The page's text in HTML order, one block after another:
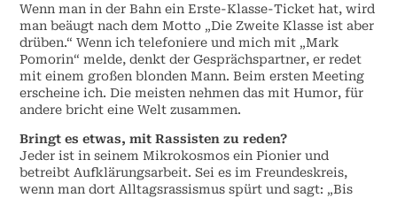
Wenn man in der Bahn ein Erste-Klasse-Ticket hat, wird
man beäugt nach dem Motto „Die Zweite Klasse ist aber
drüben.“ Wenn ich telefoniere und mich mit „Mark
Pomorin“ melde, denkt der Gesprächspartner, er redet
mit einem großen blonden Mann. Beim ersten Meeting
erscheine ich. Die meisten nehmen das mit Humor, für
andere bricht eine Welt zusammen.
Bringt es etwas, mit Rassisten zu reden?
Jeder ist in seinem Mikrokosmos ein Pionier und
betreibt Aufklärungsarbeit. Sei es im Freundeskreis,
wenn man dort Alltagsrassismus spürt und sagt: „Bis